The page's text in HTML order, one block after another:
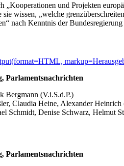
„Kooperationen und Projekten
sie wissen, „welche
nach Kenntnis der
Parlamentsnachrichten
Bergmann (V.i.S.d.P.)
Claudia Heine, Alexander
Schmidt, Denise Schwarz, Helmut
Parlamentsnachrichten